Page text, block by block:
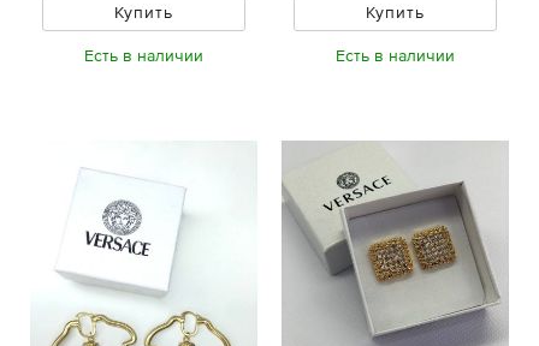
Купить
Есть в наличии
Купить
Есть в наличии